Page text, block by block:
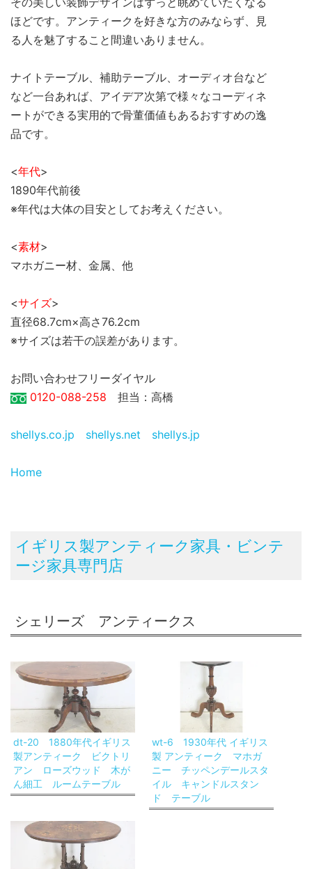
ほどです。アンティークを好きな方のみならず、見
る人を魅了すること間違いありません。
ナイトテーブル、補助テーブル、オーディオ台など
など一台あれば、アイデア次第で様々なコーディネ
ートができる実用的で骨董価値もあるおすすめの逸
品です。
<年代>
1890年代前後
※年代は大体の目安としてお考えください。
<素材>
マホガニー材、金属、他
<サイズ>
直径68.7cm×高さ76.2cm
※サイズは若干の誤差があります。
お問い合わせフリーダイヤル
0120-088-258 担当：高橋
shellys.co.jp shellys.net shellys.jp
Home
イギリス製アンティーク家具・ビンテ
ージ家具専門店
シェリーズ アンティークス
dt-20 1880年代イギリス
製アンティーク ビクトリ
アン ローズウッド 木が
ん細工 ルームテーブル
wt-6 1930年代 イギリス
製 アンティーク マホガ
ニー チッペンデールスタ
イル キャンドルスタン
ド テーブル